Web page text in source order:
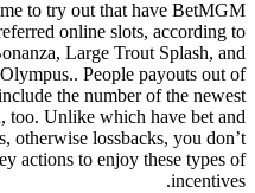
to try out that have BetMGM
online slots, according to
Large Trout Splash, and
People payouts out of
the number of the newest
too. Unlike which have bet and
otherwise lossbacks, you don’t
actions to enjoy these types of
incentives.